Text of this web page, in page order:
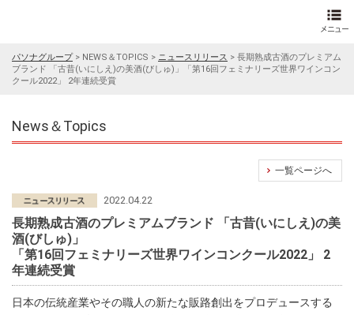
パソナグループ> NEWS＆TOPICS > ニュースリリース > 長期熟成古酒のプレミアム
ブランド 「古昔(いにしえ)の美酒(びしゅ)」「第16回フェミナリーズ世界ワインコン
クール2022」 2年連続受賞
News＆Topics
一覧ページへ
2022.04.22
長期熟成古酒のプレミアムブランド 「古昔(いにしえ)の美
酒(びしゅ)」
「第16回フェミナリーズ世界ワインコンクール2022」 2
年連続受賞
日本の伝統産業やその職人の新たな販路創出をプロデュースする